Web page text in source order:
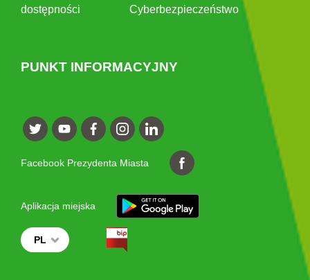
dostępności
Cyberbezpieczeństwo
PUNKT INFORMACYJNY
Facebook Prezydenta Miasta
Aplikacja miejska
PL